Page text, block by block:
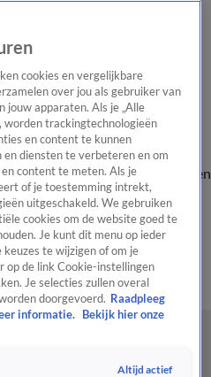
Onze gezichten
In de
vragenKijkersvraag insturen
OranjezomerShopUitzending
cookies en vergelijkbare
over jou als gebruiker van
jouw apparaten. Als je „Alle
worden trackingtechnologieën
en content te kunnen
en diensten te verbeteren en om
content te meten. Als je
of je toestemming intrekt,
uitgeschakeld. We gebruiken
cookies om de website goed te
Je kunt dit menu op ieder
te wijzigen of om je
de link Cookie-instellingen
Je selecties zullen overal
doorgevoerd. Raadpleeg
informatie.
Bekijk hier onze
Altijd actief